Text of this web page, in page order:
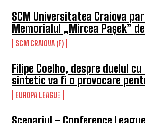
SCM Universitatea Craiova
Memorialul „Mircea Pașek”
SCM CRAIOVA (F)
Filipe Coelho, despre duelul cu
sintetic va fi o provocare
EUROPA LEAGUE
Scenariul – Conference